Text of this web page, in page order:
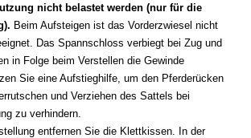
nicht belastet werden (nur für die
Beim Aufsteigen ist das Vorderzwiesel nicht
Das Spannschloss verbiegt bei Zug und
in Folge beim Verstellen die Gewinde
Sie eine Aufstieghilfe, um den Pferderücken
und Verziehen des Sattels bei
zu verhindern.
entfernen Sie die Klettkissen. In der